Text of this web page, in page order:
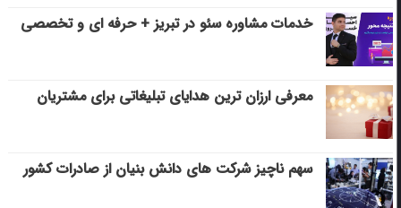
خدمات مشاوره سئو در تبریز + حرفه ای و تخصصی
معرفی ارزان ترین هدایای تبلیغاتی برای مشتریان
سهم ناچیز شرکت های دانش بنیان از صادرات کشور